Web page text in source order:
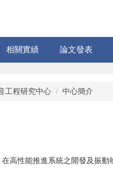
相關實績 論文發表
工程研究中心 中心簡介
高性能推進系統之開發及振動